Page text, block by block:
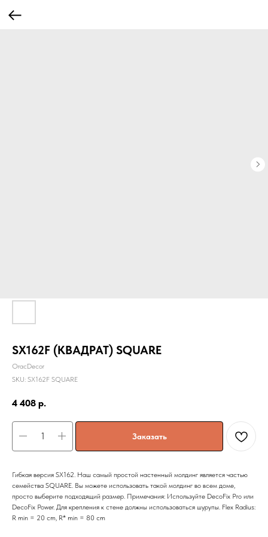
SX162F (КВАДРАТ) SQUARE
OracDecor
SKU: SX162F SQUARE
4 408 р.
Заказать
Гибкая версия SX162. Наш самый простой настенный молдинг является частью
семейства SQUARE. Вы можете использовать такой молдинг во всем доме,
просто выберите подходящий размер. Примечания: Используйте DecoFix Pro или
DecoFix Power. Для крепления к стене должны использоваться шурупы. Flex Radius:
R min = 20 cm, R* min = 80 cm